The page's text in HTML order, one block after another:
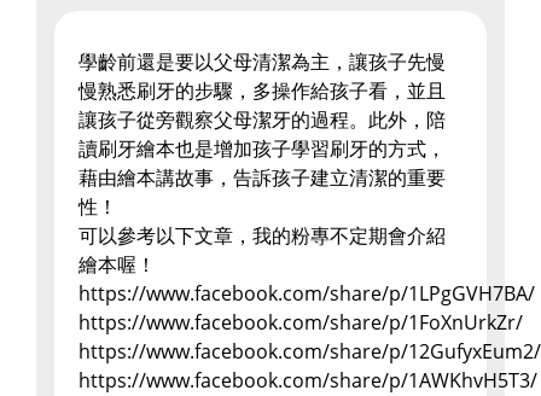
學齡前還是要以父母清潔為主，讓孩子先慢
慢熟悉刷牙的步驟，多操作給孩子看，並且
讓孩子從旁觀察父母潔牙的過程。此外，陪
讀刷牙繪本也是增加孩子學習刷牙的方式，
藉由繪本講故事，告訴孩子建立清潔的重要
性！
可以參考以下文章，我的粉專不定期會介紹
繪本喔！
https://www.facebook.com/share/p/1LPgGVH7BA/
https://www.facebook.com/share/p/1FoXnUrkZr/
https://www.facebook.com/share/p/12GufyxEum2/
https://www.facebook.com/share/p/1AWKhvH5T3/